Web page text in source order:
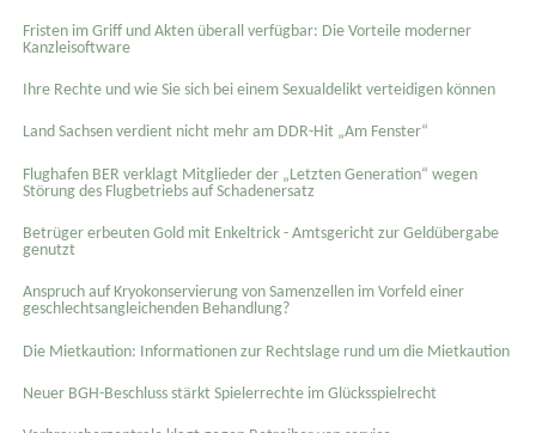
Fristen im Griff und Akten überall verfügbar: Die Vorteile moderner
Kanzleisoftware
Ihre Rechte und wie Sie sich bei einem Sexual­delikt verteidigen können
Land Sachsen verdient nicht mehr am DDR-Hit „Am Fenster“
Flughafen BER verklagt Mitglieder der „Letzten Generation“ wegen
Störung des Flugbetriebs auf Schadenersatz
Betrüger erbeuten Gold mit Enkeltrick - Amtsgericht zur Geldübergabe
genutzt
Anspruch auf Kryokonservierung von Samenzellen im Vorfeld einer
geschlechtsangleichenden Behandlung?
Die Mietkaution: Informationen zur Rechtslage rund um die Mietkaution
Neuer BGH-Beschluss stärkt Spielerrechte im Glücksspielrecht